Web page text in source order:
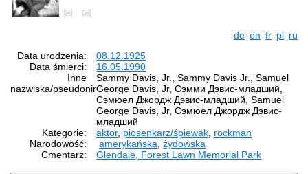
de en fr pl ru
Data urodzenia:
08.12.1925
Data śmierci:
16.05.1990
Inne
nazwiska/pseudonimy:
Sammy Davis, Jr., Sammy Davis Jr., Samuel
George Davis, Jr, Сэмми Дэвис-младший,
Сэмюел Джордж Дэвис-младший, Samuel
George Davis, Jr, Сэмюел Джордж Дэвис-
младший
Kategorie:
aktor, piosenkarz/śpiewak rockman
Narodowość:
amerykańska ,żydowska
Cmentarz:
Glendale, Forest Lawn Memorial Park